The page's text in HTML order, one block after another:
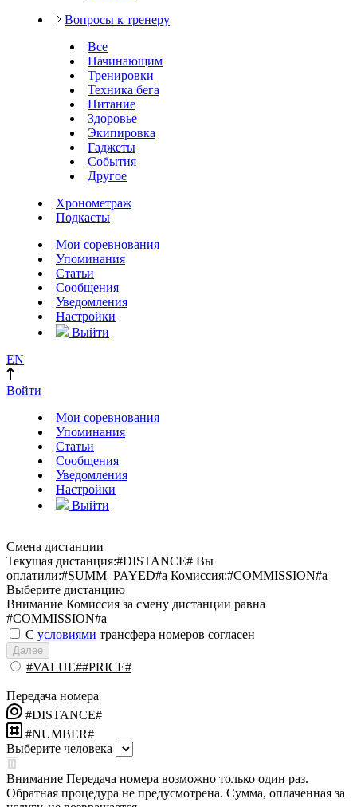
Вопросы к тренеру
Все
Начинающим
Тренировки
Техника бега
Питание
Здоровье
Экипировка
Гаджеты
События
Другое
Хронометраж
Подкасты
Мои соревнования
Упоминания
Статьи
Сообщения
Уведомления
Настройки
Выйти
EN
Войти
Мои соревнования
Упоминания
Статьи
Сообщения
Уведомления
Настройки
Выйти
Смена дистанции
Текущая дистанция:#DISTANCE# Вы
оплатили:#SUMM_PAYED#a Комиссия:#COMMISSION#a
Выберите дистанцию
Внимание Комиссия за смену дистанции равна
#COMMISSION#a
С условиями трансфера номеров согласен
Далее
#VALUE##PRICE#
Передача номера
#DISTANCE#
#NUMBER#
Выберите человека
Внимание Передача номера возможно только один раз.
Обратная процедура не предусмотрена. Сумма, оплаченная за